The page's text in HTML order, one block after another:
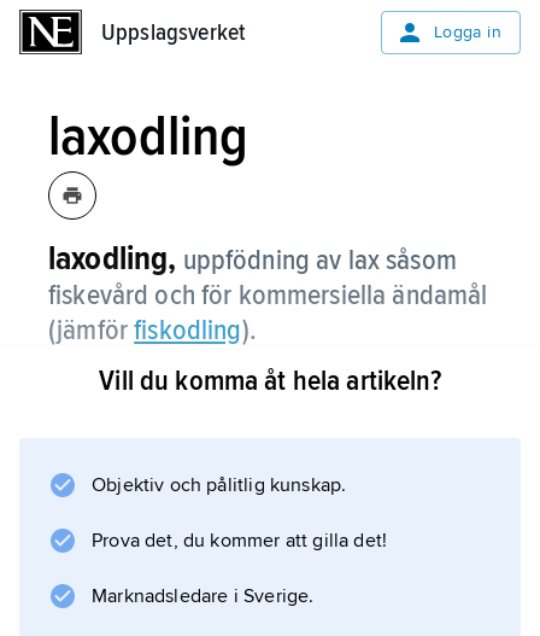
Uppslagsverket Logga in
laxodling
laxodling, uppfödning av lax såsom
fiskevård och för kommersiella ändamål
(jämförfiskodling).
I Sverige har man sedan 1940-talet odlat lax
) för utsättning i älvarna. Denna
för att motverka de skador på laxstammen
som vattenkraftens utbyggnad har medfört.
Årligen sätts miljontals smolt ut i svenska
Vill du komma åt hela artikeln?
Objektiv och pålitlig kunskap.
Prova det, du kommer att gilla det!
Marknadsledare i Sverige.